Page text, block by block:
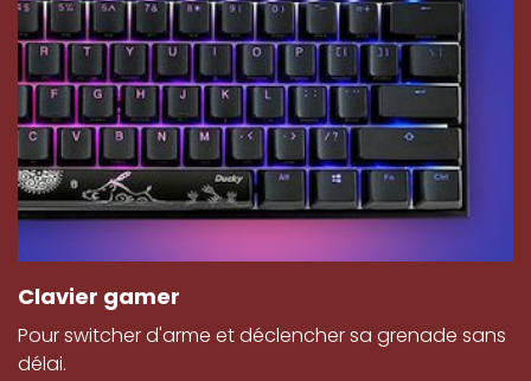
Clavier gamer
Pour switcher d'arme et déclencher sa grenade sans
délai.